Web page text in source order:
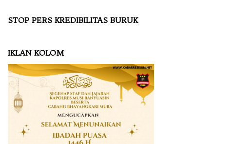
STOP PERS KREDIBILITAS BURUK
IKLAN KOLOM